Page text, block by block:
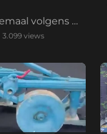
volgens p
3.099views